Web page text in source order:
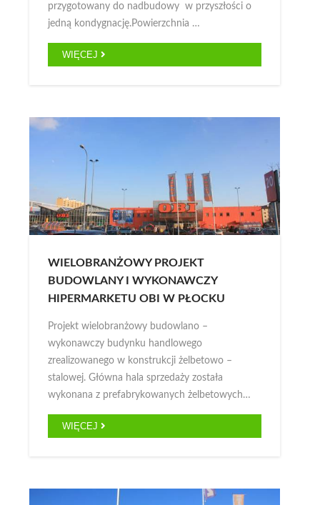
przygotowany do nadbudowy w przyszłości o
jedną kondygnację.Powierzchnia …
WIĘCEJ
WIELOBRANŻOWY PROJEKT
BUDOWLANY I WYKONAWCZY
HIPERMARKETU OBI W PŁOCKU
Projekt wielobranżowy budowlano –
wykonawczy budynku handlowego
zrealizowanego w konstrukcji żelbetowo –
stalowej. Główna hala sprzedaży została
wykonana z prefabrykowanych żelbetowych…
WIĘCEJ